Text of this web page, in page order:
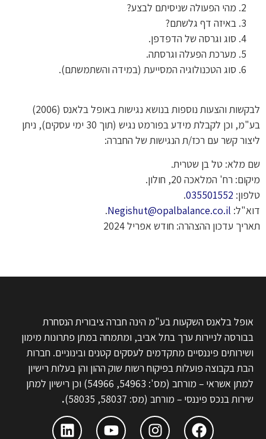
מהי הפעולה שניסיתם לבצע?
באיזה דף גלשתם?
סוג וגרסה של הדפדפן.
מערכת הפעלה וגרסתה.
סוג הטכנולוגיה המסייעת (במידה והשתמשתם).
לבקשות והצעות נוספות בנושא נגישות באופל בלאנס (2006)
בע"מ, וכן לקבלת מידע בפורמט נגיש (תוך 30 ימי עסקים), ניתן
ליצור קשר עם רכז/ת הנגישות של החברה:
שם מלא: טל בן שטרית.
מיקום: רח' המלאכה
טלפון: 035501552
.
דוא"ל: Negishut@opalbalance.co.il
.
תאריך עדכון ההצהרה: חודש אפריל 2024
אופל בלאנס השקעות בע"מ הינה חברה ציבורית הנסחרת
בבורסה לניירות ערך בתל אביב, ומתמחה במתן פתרונות מימון
ושירותים פיננסיים מתקדמים לעסקים קטנים ובינוניים. חברות
הבת בקבוצה פועלות בפיקוח רשות שוק ההון והן בעלות רישיון
למתן אשראי – מורחב (מס': 54963, 54966) וכן רישיון למתן
שירות בנכס פיננסי – מורחב (מס: 58037, 58035)
.